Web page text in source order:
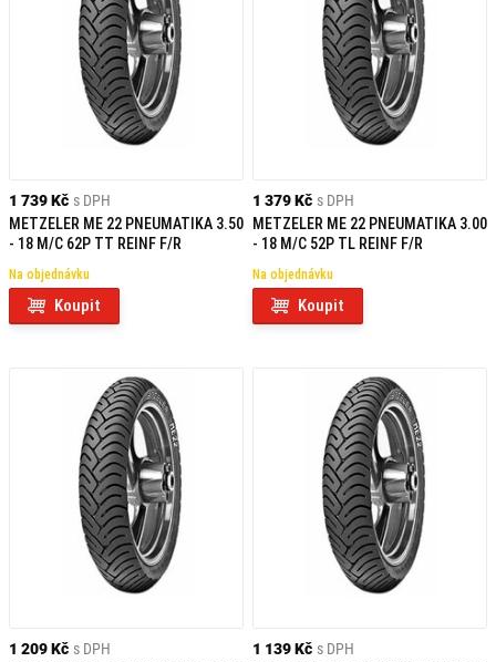
1 739 Kč s DPH
METZELER ME 22 PNEUMATIKA 3.50
- 18 M/C 62P TT REINF F/R
Na objednávku
Koupit
1 379 Kč s DPH
METZELER ME 22 PNEUMATIKA 3.00
- 18 M/C 52P TL REINF F/R
Na objednávku
Koupit
1 209 Kč s DPH
1 139 Kč s DPH